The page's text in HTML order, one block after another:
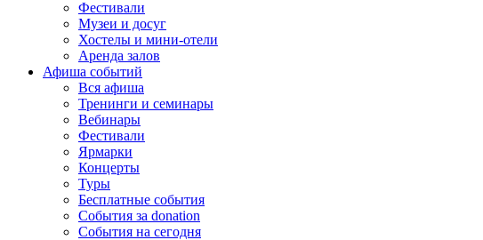
Фестивали
Музеи и досуг
Хостелы и мини-отели
Аренда залов
Афиша событий
Вся афиша
Тренинги и семинары
Вебинары
Фестивали
Ярмарки
Концерты
Туры
Бесплатные события
События за donation
События на сегодня